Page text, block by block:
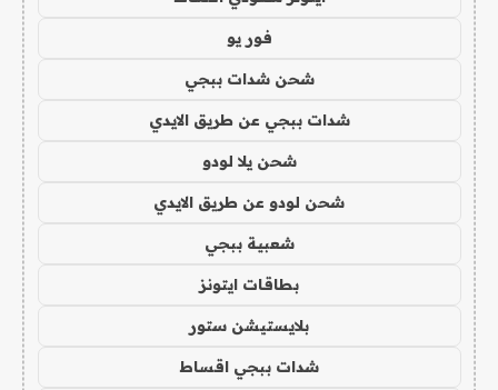
فور يو
شحن شدات ببجي
شدات ببجي عن طريق الايدي
شحن يلا لودو
شحن لودو عن طريق الايدي
شعبية ببجي
بطاقات ايتونز
بلايستيشن ستور
شدات ببجي اقساط